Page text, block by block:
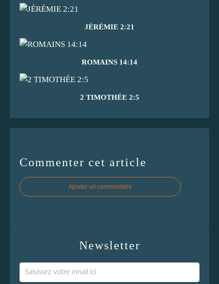
JÉRÉMIE 2:21
ROMAINS 14:14
2 TIMOTHÉE 2:5
Commenter cet article
Ajouter un commentaire
Newsletter